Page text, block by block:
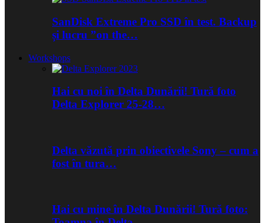
SanDisk Extreme Pro SSD în test. Backup
și lucru ”on the…
Workshops
Hai cu noi în Delta Dunării! Tură foto
Delta Explorer 25-28…
Delta văzută prin obiectivele Sony – cum a
fost în tura…
Hai cu mine în Delta Dunării! Tură foto: